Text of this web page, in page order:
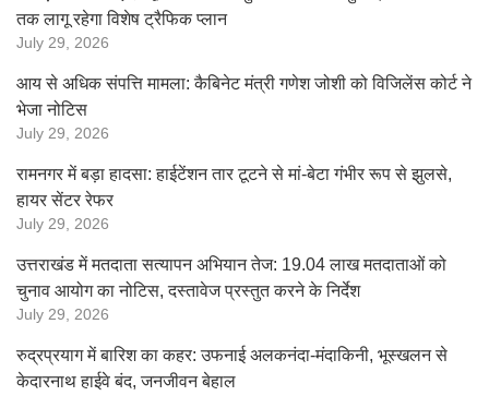
तक लागू रहेगा विशेष ट्रैफिक प्लान
July 29, 2026
आय से अधिक संपत्ति मामला: कैबिनेट मंत्री गणेश जोशी को विजिलेंस कोर्ट ने
भेजा नोटिस
July 29, 2026
रामनगर में बड़ा हादसा: हाईटेंशन तार टूटने से मां-बेटा गंभीर रूप से झुलसे,
हायर सेंटर रेफर
July 29, 2026
उत्तराखंड में मतदाता सत्यापन अभियान तेज: 19.04 लाख मतदाताओं को
चुनाव आयोग का नोटिस, दस्तावेज प्रस्तुत करने के निर्देश
July 29, 2026
रुद्रप्रयाग में बारिश का कहर: उफनाई अलकनंदा-मंदाकिनी, भूस्खलन से
केदारनाथ हाईवे बंद, जनजीवन बेहाल